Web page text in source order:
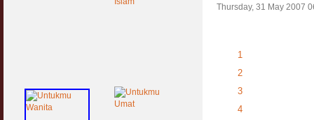
Thursday, 31 May 2007
1
2
3
4